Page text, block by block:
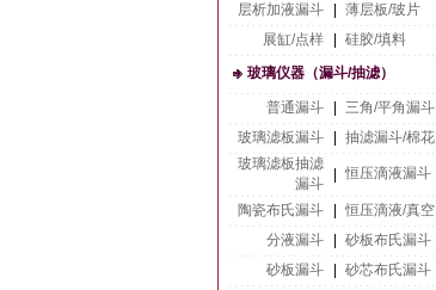
层析加液漏斗
薄层板/玻片
展缸/点样
硅胶/填料
玻璃仪器（漏斗/抽滤）
普通漏斗
三角/平角漏斗
玻璃滤板漏斗
抽滤漏斗/棉花
玻璃滤板抽滤
漏斗
恒压滴液漏斗
陶瓷布氏漏斗
恒压滴液/真空
分液漏斗
砂板布氏漏斗
砂板漏斗
砂芯布氏漏斗